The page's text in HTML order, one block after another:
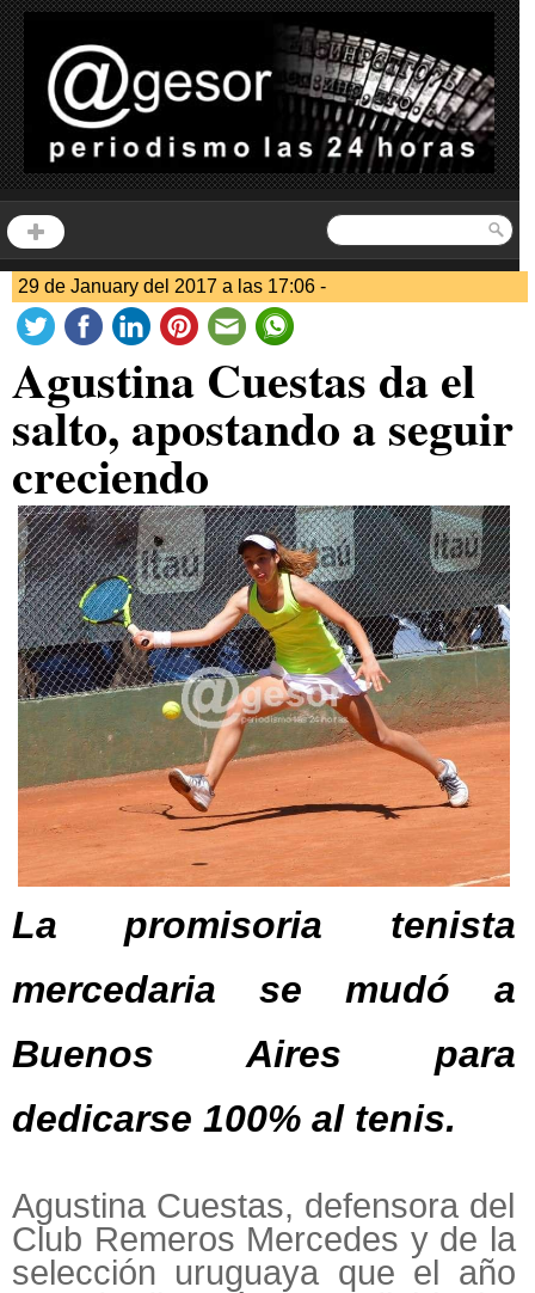
29 de January del 2017 a las 17:06 -
Agustina Cuestas da el
salto, apostando a seguir
creciendo
La promisoria tenista
mercedaria se mudó a
Buenos Aires para
dedicarse 100% al tenis.
Agustina Cuestas, defensora del
Club Remeros Mercedes y de la
selección uruguaya que el año